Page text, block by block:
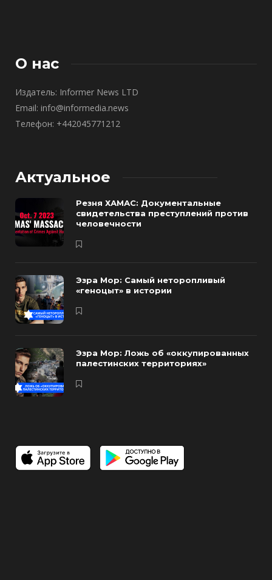
О нас
Издатель: Informer News LTD
Email: info@informedia.news
Телефон: +442045771212
Актуальное
Резня ХАМАС: Документальные
свидетельства преступлений против
человечности
Эзра Мор: Самый неторопливый
«геноцыт» в истории
Эзра Мор: Ложь об «оккупированных
палестинских территориях»